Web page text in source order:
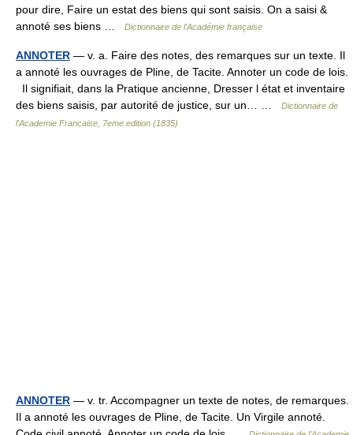
pour dire, Faire un estat des biens qui sont saisis. On a saisi &
annoté ses biens …
Dictionnaire de l'Académie française
ANNOTER — v. a. Faire des notes, des remarques sur un texte. Il
a annoté les ouvrages de Pline, de Tacite. Annoter un code de lois.
Il signifiait, dans la Pratique ancienne, Dresser l état et inventaire
des biens saisis, par autorité de justice, sur un… …
Dictionnaire de
l'Academie Francaise, 7eme edition (1835)
ANNOTER — v. tr. Accompagner un texte de notes, de remarques.
Il a annoté les ouvrages de Pline, de Tacite. Un Virgile annoté.